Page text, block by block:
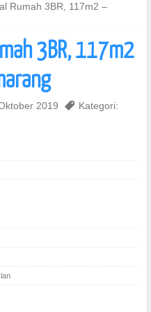
Rumah 3BR, 117m2 –
3BR, 117m2
2019 , Kategori: